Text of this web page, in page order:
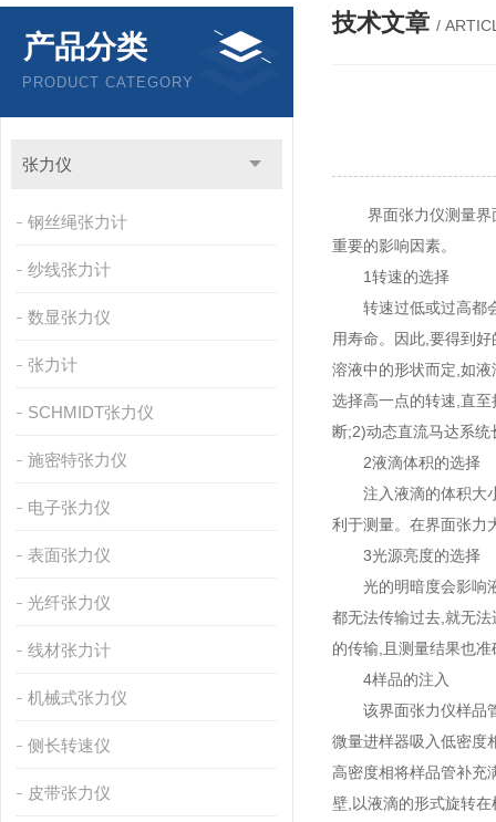
产品分类
PRODUCT CATEGORY
张力仪
钢丝绳张力计
纱线张力计
数显张力仪
张力计
SCHMIDT张力仪
施密特张力仪
电子张力仪
表面张力仪
光纤张力仪
线材张力计
机械式张力仪
侧长转速仪
皮带张力仪
技术文章 /
界面张力仪测量界面
重要的影响因素。
1转速的选择
转速过低或过高都会
用寿命。因此,要得到
溶液中的形状而定,如
选择高一点的转速,直
断;2)动态直流马达系
2液滴体积的选择
注入液滴的体积大小
利于测量。在界面张力
3光源亮度的选择
光的明暗度会影响液
都无法传输过去,就无
的传输,且测量结果也准
4样品的注入
该界面张力仪样品管
微量进样器吸入低密度
高密度相将样品管补充
壁,以液滴的形式旋转